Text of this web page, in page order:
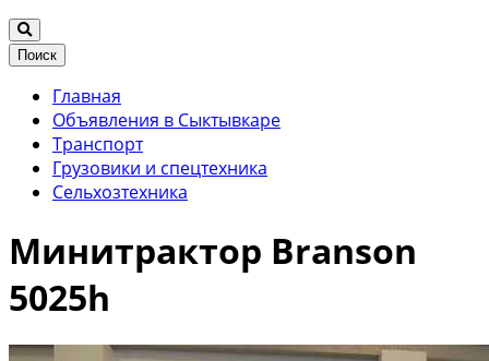
Поиск
Главная
Объявления в Сыктывкаре
Транспорт
Грузовики и спецтехника
Сельхозтехника
Минитрактор Branson
5025h